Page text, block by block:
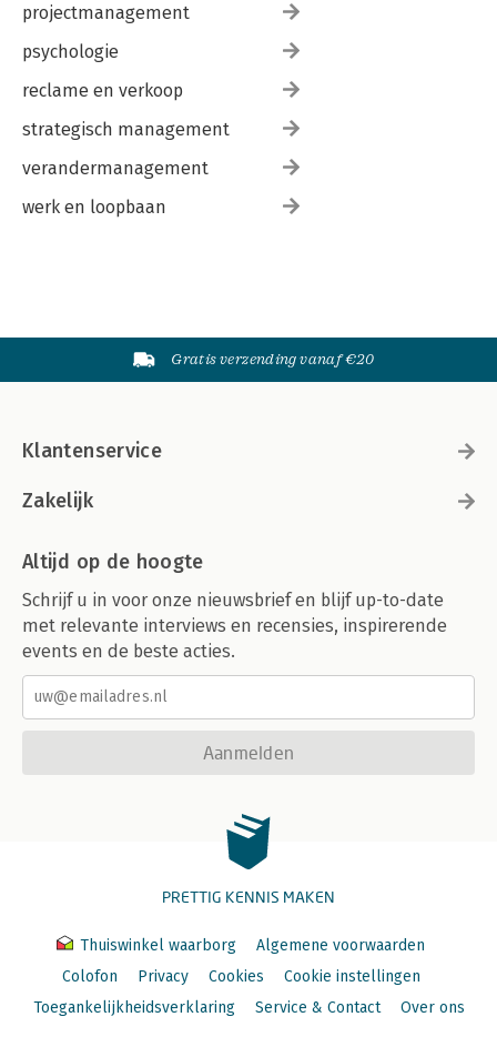
projectmanagement
psychologie
reclame en verkoop
strategisch management
verandermanagement
werk en loopbaan
Gratis verzending vanaf €20
Klantenservice
Zakelijk
Altijd op de hoogte
Schrijf u in voor onze nieuwsbrief en blijf up-to-date
met relevante interviews en recensies, inspirerende
events en de beste acties.
Aanmelden
PRETTIG KENNIS MAKEN
Thuiswinkel waarborg
Algemene voorwaarden
Colofon
Privacy Cookies
Cookie instellingen
Toegankelijkheidsverklaring
Service & Contact Over ons